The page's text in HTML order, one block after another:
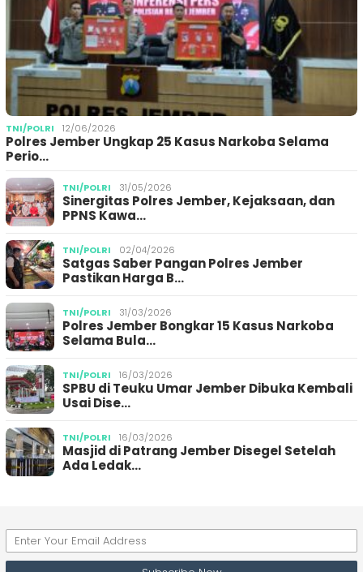
TNI/POLRI 12/06/2026
Polres Jember Ungkap 25 Kasus Narkoba Selama
Perio…
TNI/POLRI 31/05/2026
Sinergitas Polres Jember, Kejaksaan, dan
PPNS Kawa…
TNI/POLRI 02/04/2026
Satgas Saber Pangan Polres Jember
Pastikan Harga B…
TNI/POLRI 31/03/2026
Polres Jember Bongkar 15 Kasus Narkoba
Selama Bula…
TNI/POLRI 16/03/2026
SPBU di Teuku Umar Jember Dibuka Kembali
Usai Dise…
TNI/POLRI 16/03/2026
Masjid di Patrang Jember Disegel Setelah
Ada Ledak…